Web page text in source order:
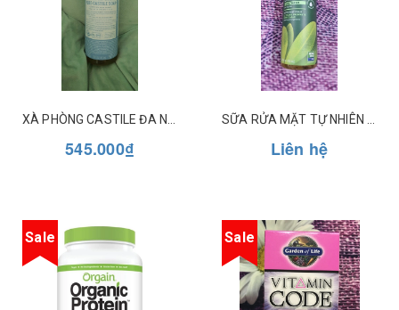
545.000₫ Liên hệ
Sale Sale